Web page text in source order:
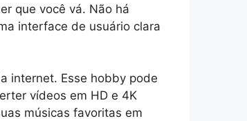
que você vá. Não há
interface de usuário clara
internet. Esse hobby pode
vídeos em HD e 4K
músicas favoritas em